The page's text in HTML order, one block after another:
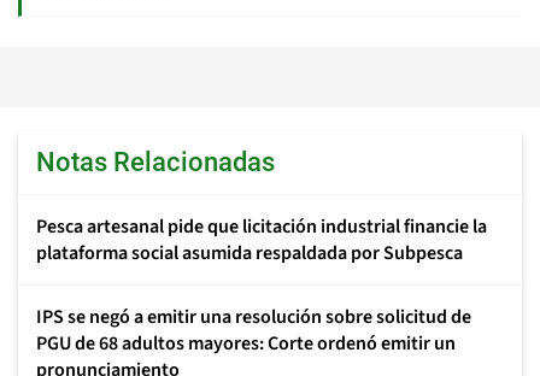
Notas Relacionadas
Pesca artesanal pide que licitación industrial financie la
plataforma social asumida respaldada por Subpesca
IPS se negó a emitir una resolución sobre solicitud de
PGU de 68 adultos mayores: Corte ordenó emitir un
pronunciamiento